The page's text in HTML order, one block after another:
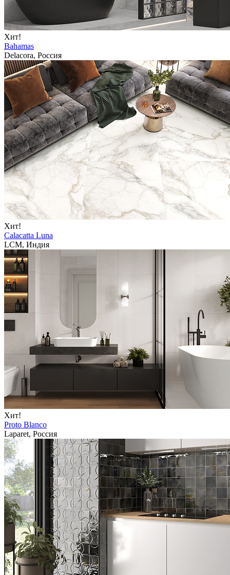
Хит!
Bahamas
Delacora, Россия
Хит!
Calacatta Luna
LCM, Индия
Хит!
Proto Blanco
Laparet, Россия